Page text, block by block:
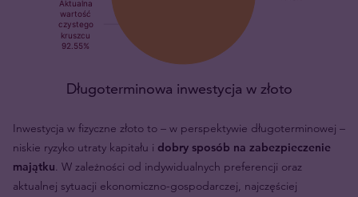
Długoterminowa inwestycja w złoto
Inwestycja w fizyczne złoto to – w perspektywie długoterminowej –
niskie ryzyko utraty kapitału i dobry sposób na zabezpieczenie
majątku. W zależności od indywidualnych preferencji oraz
aktualnej sytuacji ekonomiczno-gospodarczej, najczęściej